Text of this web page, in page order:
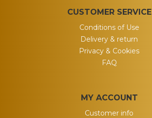
CUSTOMER SERVICE
Conditions of Use
Delivery & return
Privacy & Cookies
FAQ
MY ACCOUNT
Customer info